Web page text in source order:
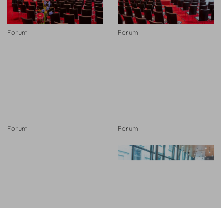
Forum Forum
Forum Forum